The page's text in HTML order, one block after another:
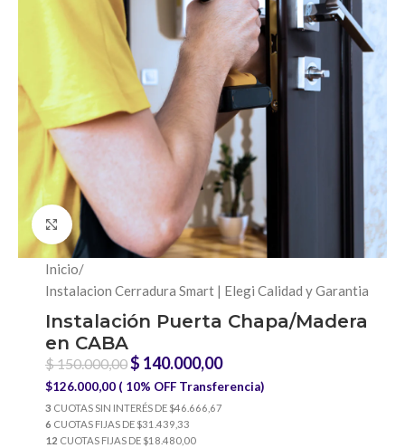
Click to enlarge
Inicio/
Instalacion Cerradura Smart | Elegi Calidad y Garantia
Instalación Puerta Chapa/Madera
en CABA
$150.000,00$ 140.000,00
$126.000,00 ( 10% OFF Transferencia)
3 CUOTAS SIN INTERÉS DE $46.666,67
6 CUOTAS FIJAS DE $31.439,33
12 CUOTAS FIJAS DE $18.480,00